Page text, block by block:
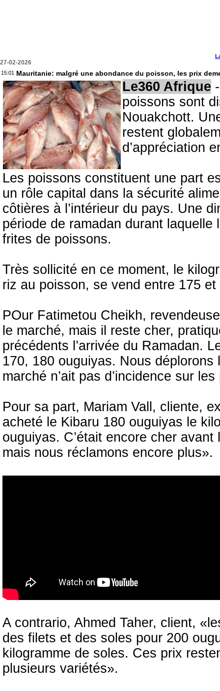
27-02-2026
15:01 Mauritanie: malgré une abondance du poisson, les prix
Le360 Afrique
poissons sont
Nouakchott.
restent
d’appréciation
Les poissons constituent une part
un rôle capital dans la sécurité
côtières à l’intérieur du pays. Une
période de ramadan durant
frites de poissons.
Très sollicité en ce moment, le
riz au poisson, se vend entre 175
POur Fatimetou Cheikh,
le marché, mais il reste cher,
précédents l’arrivée du Ramadan.
170, 180 ouguiyas. Nous
marché n’ait pas d’incidence sur
Pour sa part, Mariam Vall, cliente,
acheté le Kibaru 180 ouguiyas le
ouguiyas. C’était encore cher
mais nous réclamons encore plus».
A contrario, Ahmed Taher, client,
des filets et des soles pour 200
kilogramme de soles. Ces prix
plusieurs variétés».